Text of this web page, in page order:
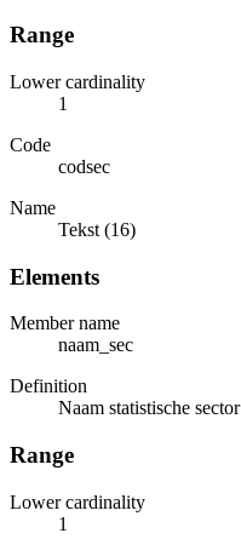
Range
Lower cardinality
1
Code
codsec
Name
Tekst (16)
Elements
Member name
naam_sec
Definition
Naam statistische sector
Range
Lower cardinality
1